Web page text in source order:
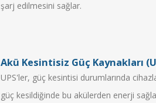
şarj edilmesini sağlar.
Akü Kesintisiz Güç Kaynakları
UPS'ler, güç kesintisi durumlarında
güç kesildiğinde bu akülerden enerji